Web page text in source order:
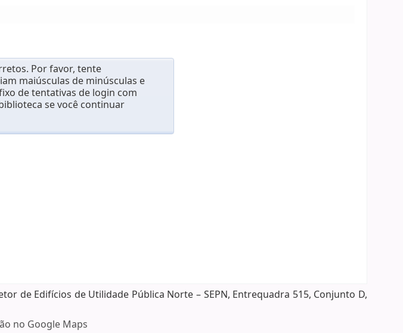
Por favor, tente
maiúsculas de minúsculas e
de tentativas de login com
se você continuar
de Edifícios de Utilidade Pública Norte – SEPN, Entrequadra 515, Conjunto D,
no Google Maps